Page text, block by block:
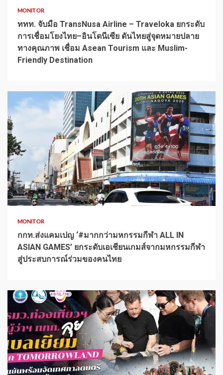
MONITOR
ททท. จับมือ TransNusa Airline – Traveloka ยกระดับ
การเชื่อมโยงไทย–อินโดนีเซีย ดันไทยสู่จุดหมายปลาย
ทางคุณภาพ เชื่อม Asean Tourism และ Muslim-
Friendly Destination
1 min read
MONITOR
กกท.ส่งแคมเปญ ‘#มากกว่ามหกรรมกีฬา ALL IN
ASIAN GAMES’ ยกระดับเอเชียนเกมส์จากมหกรรมกีฬา
สู่ประสบการณ์ร่วมของคนไทย